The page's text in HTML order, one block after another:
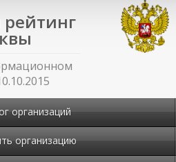
организаций
организацию